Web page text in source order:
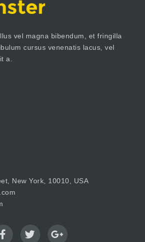
vel magna bibendum, et fringilla
cursus venenatis lacus, vel
a.
New York, 10010, USA